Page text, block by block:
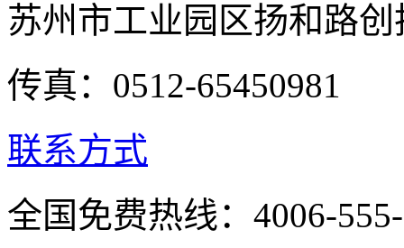
苏州市工业园区扬和路
传真：0512-65450981
联系方式
全国免费热线：4006-